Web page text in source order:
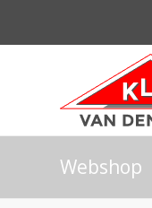
Webshop